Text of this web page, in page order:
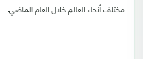
مختلف أنحاء العالم خلال العام الماضي.